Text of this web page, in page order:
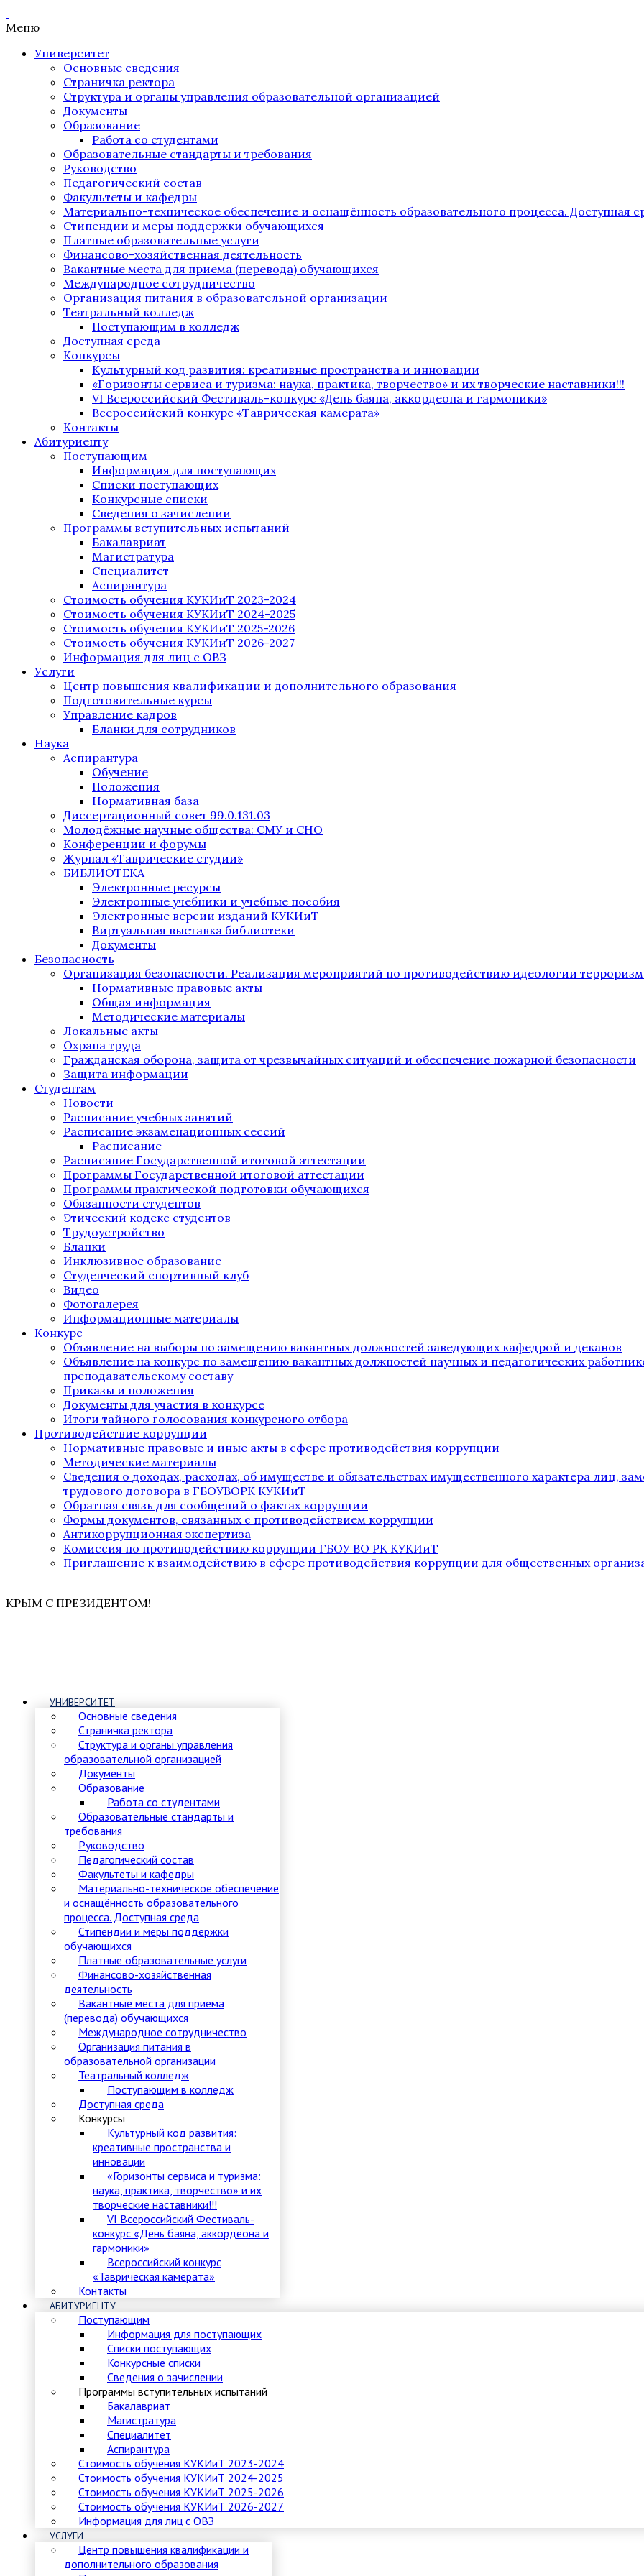
Меню
Университет
Основные сведения
Страничка ректора
Структура и органы управления образовательной организацией
Документы
Образование
Работа со студентами
Образовательные стандарты и требования
Руководство
Педагогический состав
Факультеты и кафедры
Материально-техническое обеспечение и оснащённость образовательного процесса. Доступная
Стипендии и меры поддержки обучающихся
Платные образовательные услуги
Финансово-хозяйственная деятельность
Вакантные места для приема (перевода) обучающихся
Международное сотрудничество
Организация питания в образовательной организации
Театральный колледж
Поступающим в колледж
Доступная среда
Конкурсы
Культурный код развития: креативные пространства и инновации
«Горизонты сервиса и туризма: наука, практика, творчество» и их творческие наставники!!!
VI Всероссийский Фестиваль-конкурс «День баяна, аккордеона и гармоники»
Всероссийский конкурс «Таврическая камерата»
Контакты
Абитуриенту
Поступающим
Информация для поступающих
Списки поступающих
Конкурсные списки
Сведения о зачислении
Программы вступительных испытаний
Бакалавриат
Магистратура
Специалитет
Аспирантура
Стоимость обучения КУКИиТ 2023-2024
Стоимость обучения КУКИиТ 2024-2025
Стоимость обучения КУКИиТ 2025-2026
Стоимость обучения КУКИиТ 2026-2027
Информация для лиц с ОВЗ
Услуги
Центр повышения квалификации и дополнительного образования
Подготовительные курсы
Управление кадров
Бланки для сотрудников
Наука
Аспирантура
Обучение
Положения
Нормативная база
Диссертационный совет 99.0.131.03
Молодёжные научные общества: СМУ и СНО
Конференции и форумы
Журнал «Таврические студии»
БИБЛИОТЕКА
Электронные ресурсы
Электронные учебники и учебные пособия
Электронные версии изданий КУКИиТ
Виртуальная выставка библиотеки
Документы
Безопасность
Организация безопасности. Реализация мероприятий по противодействию идеологии
Нормативные правовые акты
Общая информация
Методические материалы
Локальные акты
Охрана труда
Гражданская оборона, защита от чрезвычайных ситуаций и обеспечение пожарной безопасности
Защита информации
Студентам
Новости
Расписание учебных занятий
Расписание экзаменационных сессий
Расписание
Расписание Государственной итоговой аттестации
Программы Государственной итоговой аттестации
Программы практической подготовки обучающихся
Обязанности студентов
Этический кодекс студентов
Трудоустройство
Бланки
Инклюзивное образование
Студенческий спортивный клуб
Видео
Фотогалерея
Информационные материалы
Конкурс
Объявление на выборы по замещению вакантных должностей заведующих кафедрой и деканов
Объявление на конкурс по замещению вакантных должностей научных и педагогических
преподавательскому составу
Приказы и положения
Документы для участия в конкурсе
Итоги тайного голосования конкурсного отбора
Противодействие коррупции
Нормативные правовые и иные акты в сфере противодействия коррупции
Методические материалы
Сведения о доходах, расходах, об имуществе и обязательствах имущественного характера лиц,
трудового договора в ГБОУВОРК КУКИиТ
Обратная связь для сообщений о фактах коррупции
Формы документов, связанных с противодействием коррупции
Антикоррупционная экспертиза
Комиссия по противодействию коррупции ГБОУ ВО РК КУКИиТ
Приглашение к взаимодействию в сфере противодействия коррупции для общественных
КРЫМ С ПРЕЗИДЕНТОМ!
УНИВЕРСИТЕТ
Основные сведения
Страничка ректора
Структура и органы управления
образовательной организацией
Документы
Образование
Работа со студентами
Образовательные стандарты и
требования
Руководство
Педагогический состав
Факультеты и кафедры
Материально-техническое обеспечение
и оснащённость образовательного
процесса. Доступная среда
Стипендии и меры поддержки
обучающихся
Платные образовательные услуги
Финансово-хозяйственная
деятельность
Вакантные места для приема
(перевода) обучающихся
Международное сотрудничество
Организация питания в
образовательной организации
Театральный колледж
Поступающим в колледж
Доступная среда
Конкурсы
Культурный код развития:
креативные пространства и
инновации
«Горизонты сервиса и туризма:
наука, практика, творчество» и их
творческие наставники!!!
VI Всероссийский Фестиваль-
конкурс «День баяна, аккордеона и
гармоники»
Всероссийский конкурс
«Таврическая камерата»
Контакты
АБИТУРИЕНТУ
Поступающим
Информация для поступающих
Списки поступающих
Конкурсные списки
Сведения о зачислении
Программы вступительных испытаний
Бакалавриат
Магистратура
Специалитет
Аспирантура
Стоимость обучения КУКИиТ 2023-2024
Стоимость обучения КУКИиТ 2024-2025
Стоимость обучения КУКИиТ 2025-2026
Стоимость обучения КУКИиТ 2026-2027
Информация для лиц с ОВЗ
УСЛУГИ
Центр повышения квалификации и
дополнительного образования